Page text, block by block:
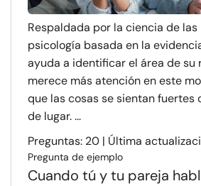
Respaldada por la ciencia de
psicología basada en la
ayuda a identificar el área de su
merece más atención en este
que las cosas se sientan fuertes
de lugar. ...
Preguntas: 20 | Última
Pregunta de ejemplo
Cuando tú y tu pareja